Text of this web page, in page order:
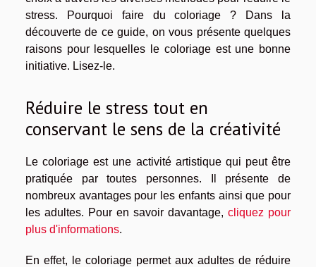
stress. Pourquoi faire du coloriage ? Dans la
découverte de ce guide, on vous présente quelques
raisons pour lesquelles le coloriage est une bonne
initiative. Lisez-le.
Réduire le stress tout en
conservant le sens de la créativité
Le coloriage est une activité artistique qui peut être
pratiquée par toutes personnes. Il présente de
nombreux avantages pour les enfants ainsi que pour
les adultes. Pour en savoir davantage, cliquez pour
plus d'informations.
En effet, le coloriage permet aux adultes de réduire